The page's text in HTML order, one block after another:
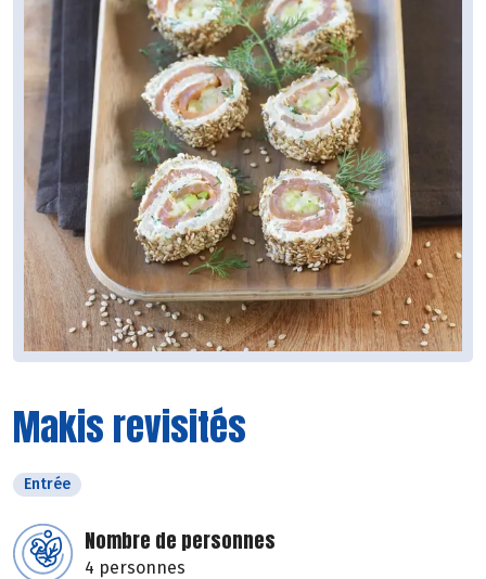
Makis revisités
Entrée
Nombre de personnes
4 personnes